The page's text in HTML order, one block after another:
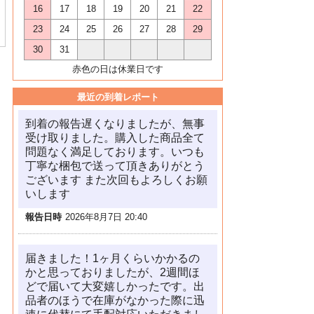
16
17 18 19 20 21
22
23
24 25 26 27 28
29
30
31
赤色の日は休業日です
最近の到着レポート
到着の報告遅くなりましたが、無事
受け取りました。購入した商品全て
問題なく満足しております。いつも
丁寧な梱包で送って頂きありがとう
ございます また次回もよろしくお願
いします
報告日時 2026年8月7日 20:40
届きました！1ヶ月くらいかかるの
かと思っておりましたが、2週間ほ
どで届いて大変嬉しかったです。出
品者のほうで在庫がなかった際に迅